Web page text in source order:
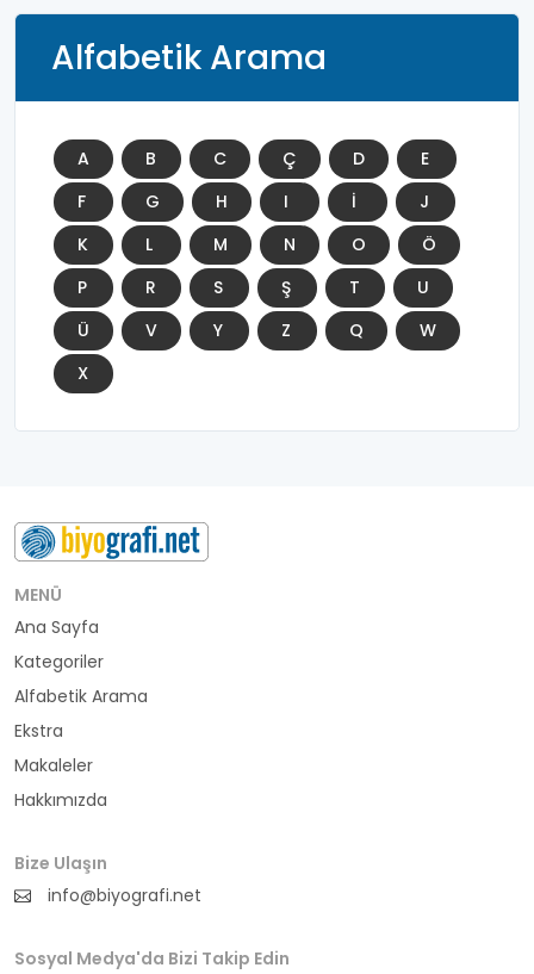
Alfabetik Arama
A B C Ç D
E
F
G H I İ
J
K
L M N O
Ö
P
R S Ş T
U
Ü
V Y Z Q
W
X
MENÜ
Ana Sayfa
Kategoriler
Alfabetik Arama
Ekstra
Makaleler
Hakkımızda
Bize Ulaşın
info@biyografi.net
Sosyal Medya'da Bizi Takip Edin